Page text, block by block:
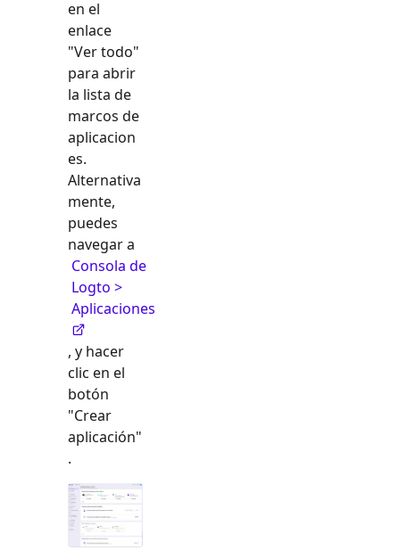
en el
enlace
"Ver todo"
para abrir
la lista de
marcos de
aplicacion
es.
Alternativa
mente,
puedes
navegar a
Consola de
Logto >
Aplicaciones
, y hacer
clic en el
botón
"Crear
aplicación"
.